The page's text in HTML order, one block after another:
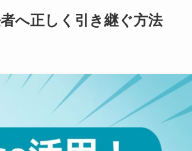
へ正しく引き継ぐ方法